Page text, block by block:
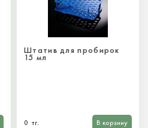
Штатив для пробирок
15 мл
0 тг. В корзину